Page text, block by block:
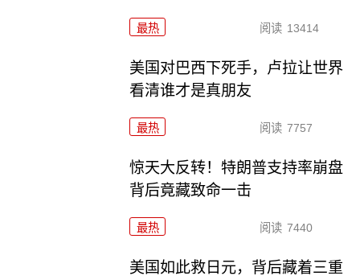
最热 阅读 13414
美国对巴西下死手，卢拉让世界
看清谁才是真朋友
最热 阅读 7757
惊天大反转！特朗普支持率崩盘
背后竟藏致命一击
最热 阅读 7440
美国如此救日元，背后藏着三重